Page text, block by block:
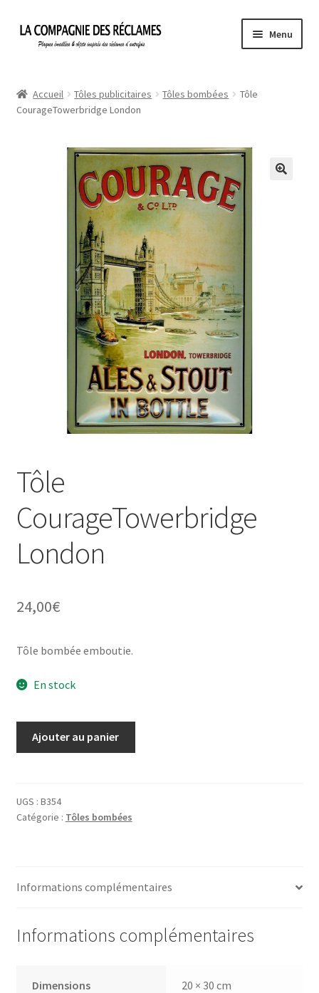
Aller
Aller
Menu
À propos de La Compagnie des Réclames
Informations légales
Ma Commande
Mon compte
Politique de confidentialité
Une histoire de plaques émaillées
Accueil Tôles publicitaires Tôles bombées
Tôle
CourageTowerbridge London
Tôle
CourageTowerbridge
London
24,00€
Tôle bombée emboutie.
En stock
London
Ajouter au panier
UGS : B354
Catégorie : Tôles bombées
Informations complémentaires
Informations complémentaires
Dimensions 20 × 30 cm